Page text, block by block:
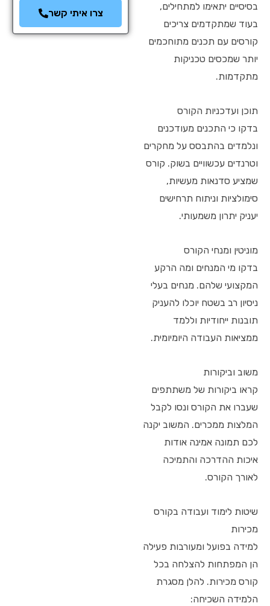
בסיסיים יתאימו למתחילים,
בעוד שמתקדמים צריכים
קורסים עם תכנים מתוחכמים
יותר שמכסים טכניקות
מתקדמות.
תוכן ועדכניות הקורס
בדקו כי התכנים מעודכנים
ונלמדים בהתבסס על מחקרים
וטרנדים עכשוויים בשוק. קורס
שמציע סדנאות מעשיות,
סימולציות וניתוח תרחישים
יעניק יתרון משמעותי.
מוניטין ומנחי הקורס
בדקו מי המנחים ומה הרקע
המקצועי שלהם. מנחים בעלי
ניסיון רב בשטח יוכלו להעניק
תובנות ייחודיות וללמד
ממציאות העבודה היומיומית.
משוב וביקורות
קראו ביקורות של משתתפים
שעברו את הקורס ונסו לקבל
המלצות ממכרים. המשוב יקנה
לכם תמונה אמינה אודות
איכות ההדרכה והתמיכה
לאורך הקורס.
שיטות לימוד ועבודה בקורס
מכירות
למידה בפועל ומעורבות פעילה
הן המפתחות להצלחה בכל
קורס מכירות. להלן מסגרת
הלמידה השכיחה:
צרו איתי קשר